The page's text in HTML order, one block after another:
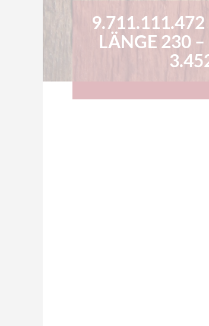
9.711.111.472
LÄNGE 230